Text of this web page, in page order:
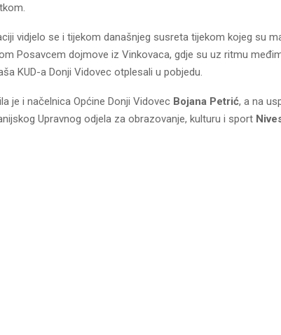
vidjelo se i tijekom današnjeg susreta tijekom kojeg su
Posavcem dojmove iz Vinkovaca, gdje su uz ritmu
KUD-a Donji Vidovec otplesali u pobjedu.
je i načelnica Općine Donji Vidovec Bojana Petrić, a na
Upravnog odjela za obrazovanje, kulturu i sport